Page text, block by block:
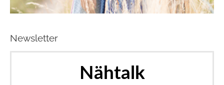
Newsletter
Nähtalk